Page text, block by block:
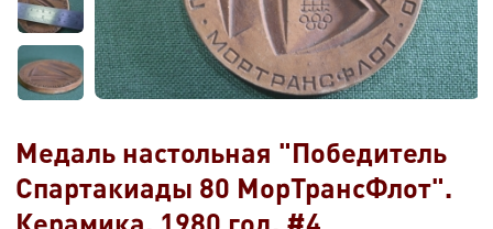
Медаль настольная "Победитель
Спартакиады 80 МорТрансФлот".
Керамика. 1980 год. #4